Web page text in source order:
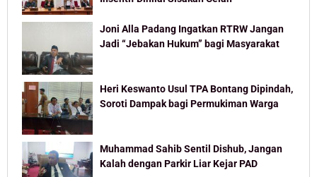
Joni Alla Padang Ingatkan RTRW Jangan
Jadi “Jebakan Hukum” bagi Masyarakat
Heri Keswanto Usul TPA Bontang Dipindah,
Soroti Dampak bagi Permukiman Warga
Muhammad Sahib Sentil Dishub, Jangan
Kalah dengan Parkir Liar Kejar PAD